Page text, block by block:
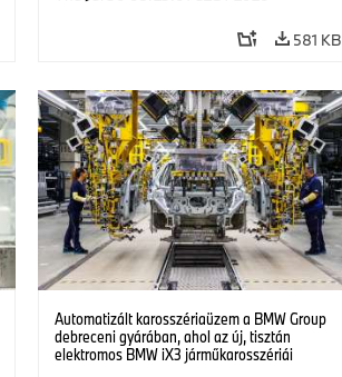
581 KB
Automatizált karosszériaüzem a BMW Group
debreceni gyárában, ahol az új, tisztán
elektromos BMW iX3 járműkarosszériái